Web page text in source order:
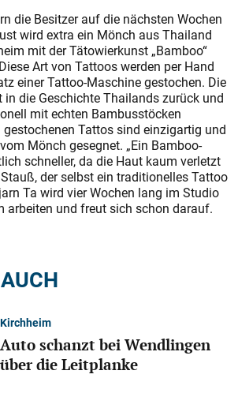
die Besitzer auf die nächsten Wochen
wird extra ein Mönch aus Thailand
mit der Tätowierkunst „Bamboo“
Art von Tattoos werden per Hand
einer Tattoo-Maschine gestochen. Die
die Geschichte Thailands zurück und
mit echten Bambusstöcken
Tattos sind einzigartig und
Mönch gesegnet. „Ein Bamboo-
schneller, da die Haut kaum verletzt
der selbst ein traditionelles Tattoo
Ta wird vier Wochen lang im Studio
arbeiten und freut sich schon darauf.
Kirchheim
Auto schanzt bei Wendlingen
über die Leitplanke